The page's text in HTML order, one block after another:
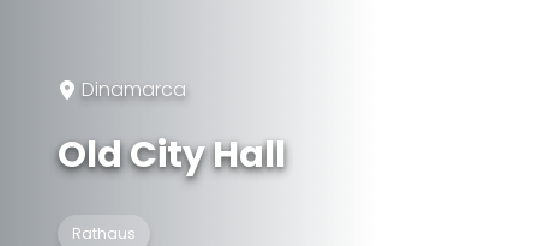
Dinamarca
Old City Hall
Rathaus